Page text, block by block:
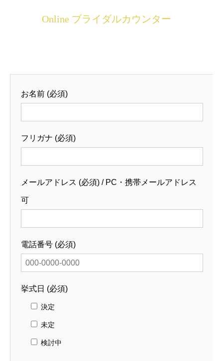
Online ブライダルカウンター
お名前 (必須)
フリガナ (必須)
メールアドレス (必須) / PC・携帯メールアドレス
可
電話番号 (必須)
挙式日 (必須)
決定
未定
検討中